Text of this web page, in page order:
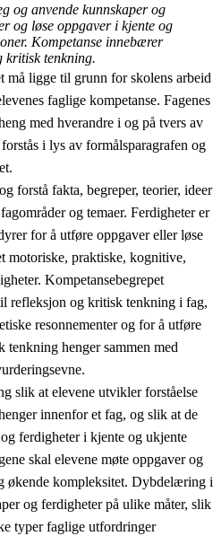
og danning
og anvende kunnskaper og
og løse oppgaver i kjente og
Kompetanse innebærer
kritisk tenkning.
må ligge til grunn for skolens arbeid
faglige kompetanse. Fagenes
med hverandre i og på tvers av
i lys av formålsparagrafen og
forstå fakta, begreper, teorier, ideer
og temaer. Ferdigheter er
for å utføre oppgaver eller løse
motoriske, praktiske, kognitive,
Kompetansebegrepet
refleksjon og kritisk tenkning i fag,
resonnementer og for å utføre
henger sammen med
slik at elevene utvikler forståelse
innenfor et fag, og slik at de
ferdigheter i kjente og ukjente
skal elevene møte oppgaver og
økende kompleksitet. Dybdelæring i
og ferdigheter på ulike måter, slik
typer faglige utfordringer